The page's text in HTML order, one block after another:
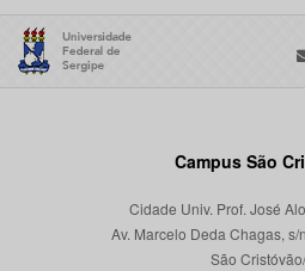
Campus São
Cidade Univ. Prof. José
Av. Marcelo Deda Chagas,
São